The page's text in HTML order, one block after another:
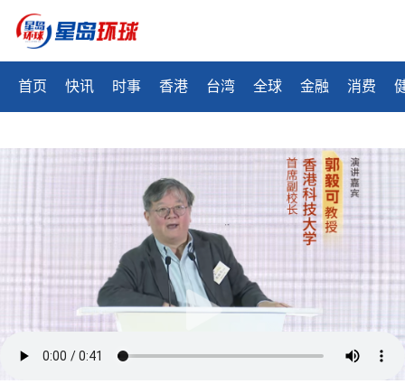
首页 快讯 时事 香港 台湾 全球 金融 消费